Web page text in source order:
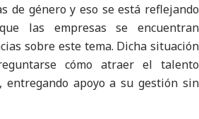
de género y eso se está reflejando
las empresas se encuentran
sobre este tema. Dicha situación
cómo atraer el talento
apoyo a su gestión sin